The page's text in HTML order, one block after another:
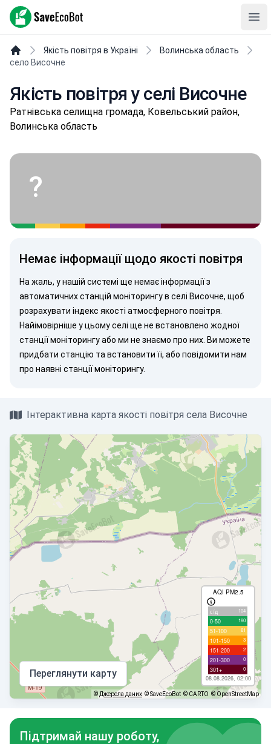
SaveEcoBot
Якість повітря в Україні
Волинська область
село Височне
Якість повітря у селі Височне
Рaтнівськa селищнa громада, Ковельський район,
Волинська область
?
Немає інформації щодо якості повітря
На жаль, у нашій системі ще немає інформації з
автоматичних станцій моніторингу в селі Височне, щоб
розрахувати індекс якості атмосферного повітря.
Найімовірніше у цьому селі ще не встановлено жодної
станції моніторингу або ми не знаємо про них. Ви можете
придбати станцію та встановити її, або повідомити нам
про наявні станції моніторингу.
Інтерактивна карта якості повітря села Височне
AQI PM2.5
с/д 104
0-50 180
51-100 61
101-150 3
151-200 2
201-300 0
301+ 0
08.08.2026, 02:00
Переглянути карту
©Джерела даних © SaveEcoBot © CARTO © OpenStreetMap
Підтримай нашу роботу,